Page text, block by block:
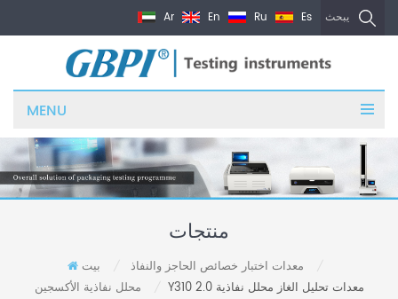
يبحث Ar En Ru Es
MENU
منتجات
بيت معدات اختبار خصائص الحاجز والنفاذ
محلل نفاذية الأكسجين
Y310 2.0 معدات تحليل الغاز محلل نفاذية